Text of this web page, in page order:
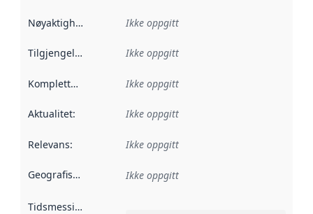
Nøyaktighet Ikke oppgitt
Tilgjengelighet Ikke oppgitt
Kompletthet Ikke oppgitt
Aktualitet: Ikke oppgitt
Relevans: Ikke oppgitt
Geografisk avgrensning :
Ikke oppgitt
Tidsmessig avgrensning